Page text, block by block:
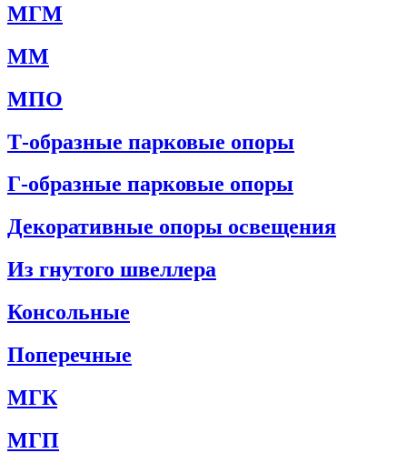
МГМ
ММ
МПО
Т-образные парковые опоры
Г-образные парковые опоры
Декоративные опоры освещения
Из гнутого швеллера
Консольные
Поперечные
МГК
МГП